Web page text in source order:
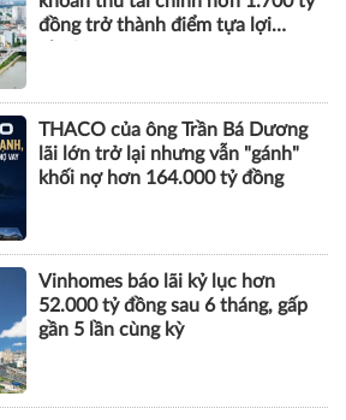
đồng trở thành điểm tựa lợi
THACO của ông Trần Bá Dương
lãi lớn trở lại nhưng vẫn "gánh"
khối nợ hơn 164.000 tỷ đồng
Vinhomes báo lãi kỷ lục hơn
52.000 tỷ đồng sau 6 tháng, gấp
gần 5 lần cùng kỳ